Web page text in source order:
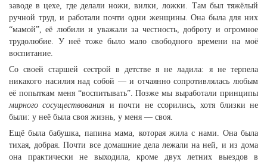
заводе в цехе, где делали ножи, вилки, ложки. Там был тяжёлый
ручной труд, и работали почти одни женщины. Она была для них
“мамой”, её любили и уважали за честность, доброту и огромное
трудолюбие. У неё тоже было мало свободного времени на моё
воспитание.
Со своей старшей сестрой в детстве я не ладила: я не терпела
никакого насилия над собой — и отчаянно сопротивлялась любым
её попыткам меня “воспитывать”. Позже мы выработали принципы
мирного сосуществования и почти не ссорились, хотя близки не
были: у неё была своя жизнь, у меня — своя.
Ещё была бабушка, папина мама, которая жила с нами. Она была
тихая, добрая. Почти все домашние дела лежали на ней, и из дома
она практически не выходила, кроме двух летних выездов в